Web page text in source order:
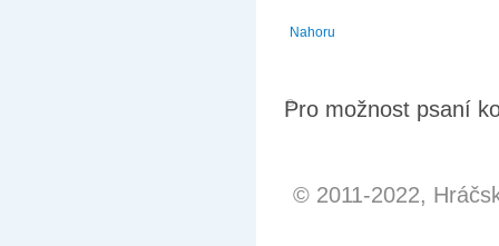
Nahoru
Pro možnost psaní
© 2011-2022,